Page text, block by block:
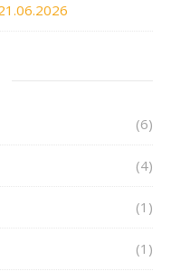
(6)
(4)
(1)
(1)